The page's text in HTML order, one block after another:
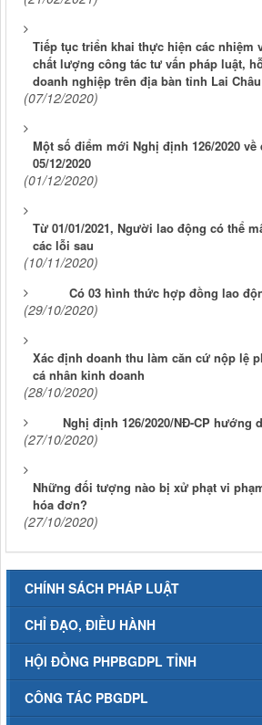
Tiếp tục triển khai thực hiện các nhiệm
chất lượng công tác tư vấn pháp luật,
doanh nghiệp trên địa bàn tỉnh Lai Châu
(07/12/2020)
Một số điểm mới Nghị định 126/2020
05/12/2020
(01/12/2020)
Từ 01/01/2021, Người lao động có thể
các lỗi sau
(10/11/2020)
Có 03 hình thức hợp đồng lao
(29/10/2020)
Xác định doanh thu làm căn cứ nộp lệ
cá nhân kinh doanh
(28/10/2020)
Nghị định 126/2020/NĐ-CP hướng
(27/10/2020)
Những đối tượng nào bị xử phạt vi
hóa đơn?
(27/10/2020)
CHÍNH SÁCH PHÁP LUẬT
CHỈ ĐẠO, ĐIỀU HÀNH
HỘI ĐỒNG PHPBGDPL TỈNH
CÔNG TÁC PBGDPL